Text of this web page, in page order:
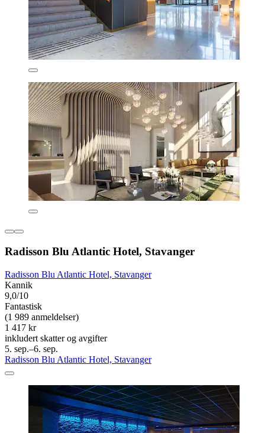
Radisson Blu Atlantic Hotel, Stavanger
Radisson Blu Atlantic Hotel, Stavanger
Kannik
9,0/10
Fantastisk
(1 989 anmeldelser)
1 417 kr
inkludert skatter og avgifter
5. sep.–6. sep.
Radisson Blu Atlantic Hotel, Stavanger